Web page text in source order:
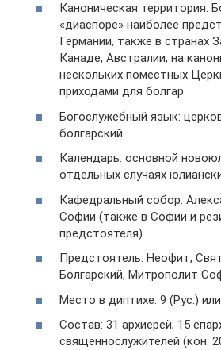
Каноническая территория:
«диаспоре» наиболее
Германии, также в странах
Канаде, Австралии; на
нескольких поместных
приходами для болгар
Богослужебный язык:
болгарский
Календарь: основной
отдельных случаях
Кафедральный собор:
Софии (также в Софии и
предстоятеля)
Предстоятель: Неофит,
Болгарский, Митрополит
Место в диптихе: 9 (Рус.)
Состав: 31 архиерей; 15
священнослужителей (кон.